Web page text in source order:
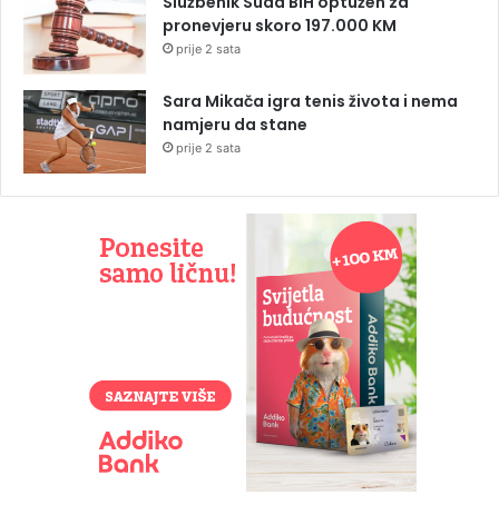
pronevjeru skoro 197.000 KM
prije 2 sata
Sara Mikača igra tenis života i nema
namjeru da stane
prije 2 sata